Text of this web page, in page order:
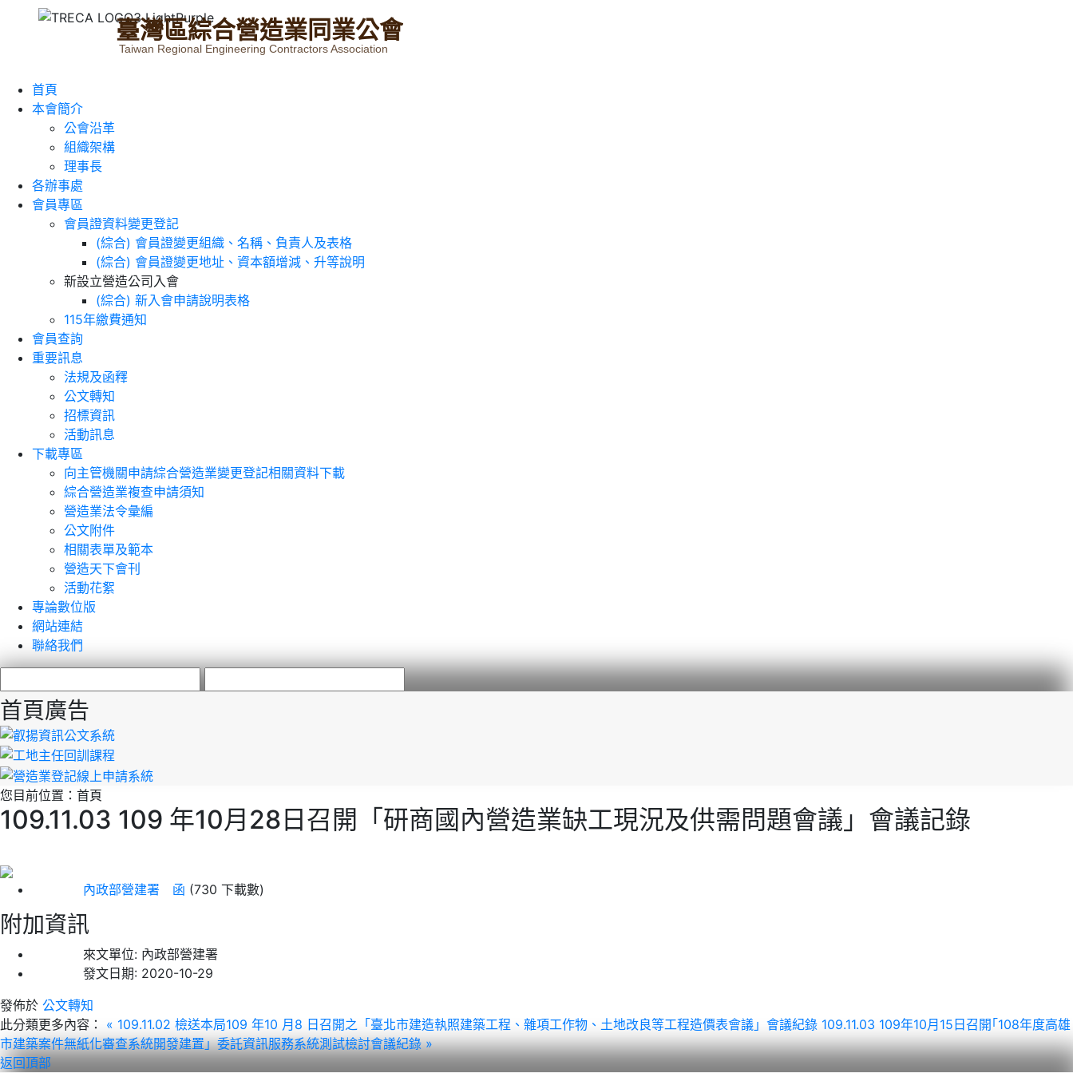
臺灣區綜合營造業同業公會
Taiwan Regional Engineering Contractors Association
首頁
本會簡介
公會沿革
組織架構
理事長
各辦事處
會員專區
會員證資料變更登記
(綜合) 會員證變更組織、名稱、負責人及表格
(綜合) 會員證變更地址、資本額增減、升等說明
新設立營造公司入會
(綜合) 新入會申請說明表格
115年繳費通知
會員查詢
重要訊息
法規及函釋
公文轉知
招標資訊
活動訊息
下載專區
向主管機關申請綜合營造業變更登記相關資料下載
綜合營造業複查申請須知
營造業法令彙編
公文附件
相關表單及範本
營造天下會刊
活動花絮
專論數位版
網站連結
聯絡我們
首頁廣告
您目前位置： 首頁
109.11.03 109 年10月28日召開「研商國內營造業缺工現況及供需問題會議」會議記錄
內政部營建署 函 (730 下載數)
附加資訊
來文單位: 內政部營建署
發文日期: 2020-10-29
發佈於 公文轉知
此分類更多內容： « 109.11.02 檢送本局109 年10 月8 日召開之「臺北市建造執照建築工程、雜項工作物、土地改良等工程造價表會議」會議紀錄 109.11.03 109年10月15日召開｢108年度高雄
市建築案件無紙化審查系統開發建置」委託資訊服務系統測試檢討會議紀錄 »
返回頂部